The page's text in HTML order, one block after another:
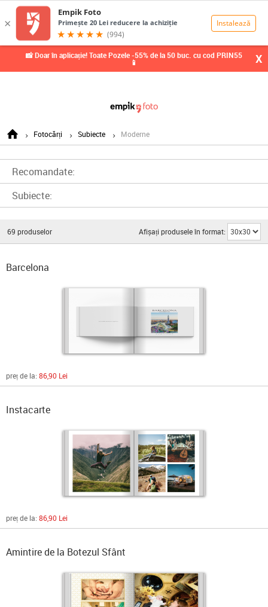
📸 Doar în aplicație! Toate Pozele -55% de la 50 buc. cu cod PRIN55
📱 X
Fotocărți Subiecte Moderne
Recomandate:
Subiecte:
69 produselor Afișați produsele în format:
Barcelona
preț de la: 86,90 Lei
Instacarte
preț de la: 86,90 Lei
Amintire de la Botezul Sfânt